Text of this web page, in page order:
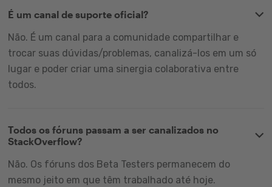
É um canal de suporte oficial?
Não. É um canal para a comunidade compartilhar e
trocar suas dúvidas/problemas, canalizá-los em um só
lugar e poder criar uma sinergia colaborativa entre
todos.
Todos os fóruns passam a ser canalizados no
StackOverflow?
Não. Os fóruns dos Beta Testers permanecem do
mesmo jeito em que têm trabalhado até hoje.